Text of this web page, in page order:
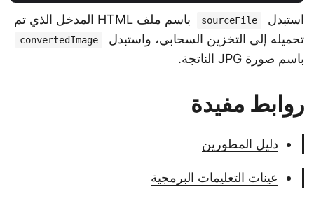
استبدل sourceFile
باسم ملف HTML المدخل الذي تم
تحميله إلى التخزين السحابي، واستبدل
convertedImage
باسم صورة JPG الناتجة.
روابط مفيدة
دليل المطورين
عينات التعليمات البرمجية